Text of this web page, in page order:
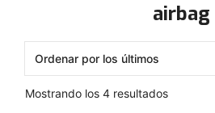
airbag
Mostrando los 4 resultadosOrdenado